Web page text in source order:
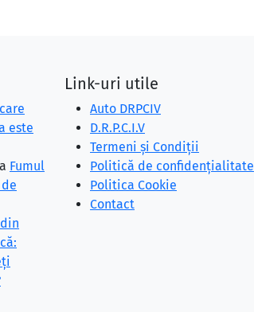
este
Fumul
Link-uri utile
Auto DRPCIV
D.R.P.C.I.V
Termeni și Condiții
Politică de confidențialitate
Politica Cookie
Contact